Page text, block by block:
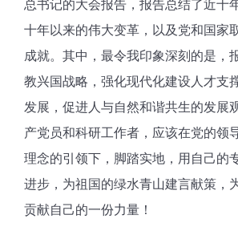
总书记的大会报告，报告总结了近十
十年以来的伟大变革，以及党和国家
成就。其中，最令我印象深刻的是，
教兴国战略，强化现代化建设人才支
发展，促进人与自然和谐共生的发展
产党员和科研工作者，应该在党的领
理念的引领下，脚踏实地，用自己的
进步，为祖国的绿水青山建言献策，
贡献自己的一份力量！